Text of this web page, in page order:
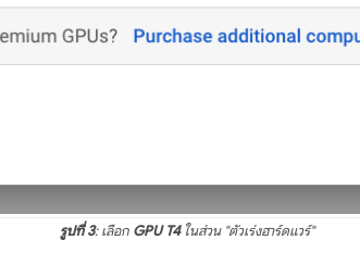
รูปที่ 3: เลือก GPU T4ในส่วน "ตัวเร่งฮาร์ดแวร์"